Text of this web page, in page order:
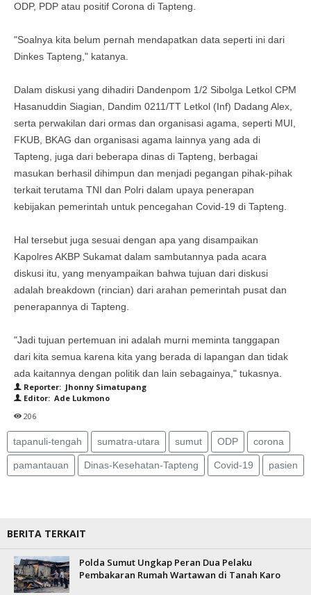
ODP, PDP atau positif Corona di Tapteng.
"Soalnya kita belum pernah mendapatkan data seperti ini dari
Dinkes Tapteng," katanya.
Dalam diskusi yang dihadiri Dandenpom 1/2 Sibolga Letkol CPM
Hasanuddin Siagian, Dandim 0211/TT Letkol (Inf) Dadang Alex,
serta perwakilan dari ormas dan organisasi agama, seperti MUI,
FKUB, BKAG dan organisasi agama lainnya yang ada di
Tapteng, juga dari beberapa dinas di Tapteng, berbagai
masukan berhasil dihimpun dan menjadi pegangan pihak-pihak
terkait terutama TNI dan Polri dalam upaya penerapan
kebijakan pemerintah untuk pencegahan Covid-19 di Tapteng.
Hal tersebut juga sesuai dengan apa yang disampaikan
Kapolres AKBP Sukamat dalam sambutannya pada acara
diskusi itu, yang menyampaikan bahwa tujuan dari diskusi
adalah breakdown (rincian) dari arahan pemerintah pusat dan
penerapannya di Tapteng.
"Jadi tujuan pertemuan ini adalah murni meminta tanggapan
dari kita semua karena kita yang berada di lapangan dan tidak
ada kaitannya dengan politik dan lain sebagainya," tukasnya.
Reporter: Jhonny Simatupang
Editor: Ade Lukmono
206
tapanuli-tengah sumatra-utara sumut ODP corona
pamantauan Dinas-Kesehatan-Tapteng Covid-19 pasien
BERITA TERKAIT
Polda Sumut Ungkap Peran Dua Pelaku
Pembakaran Rumah Wartawan di Tanah Karo